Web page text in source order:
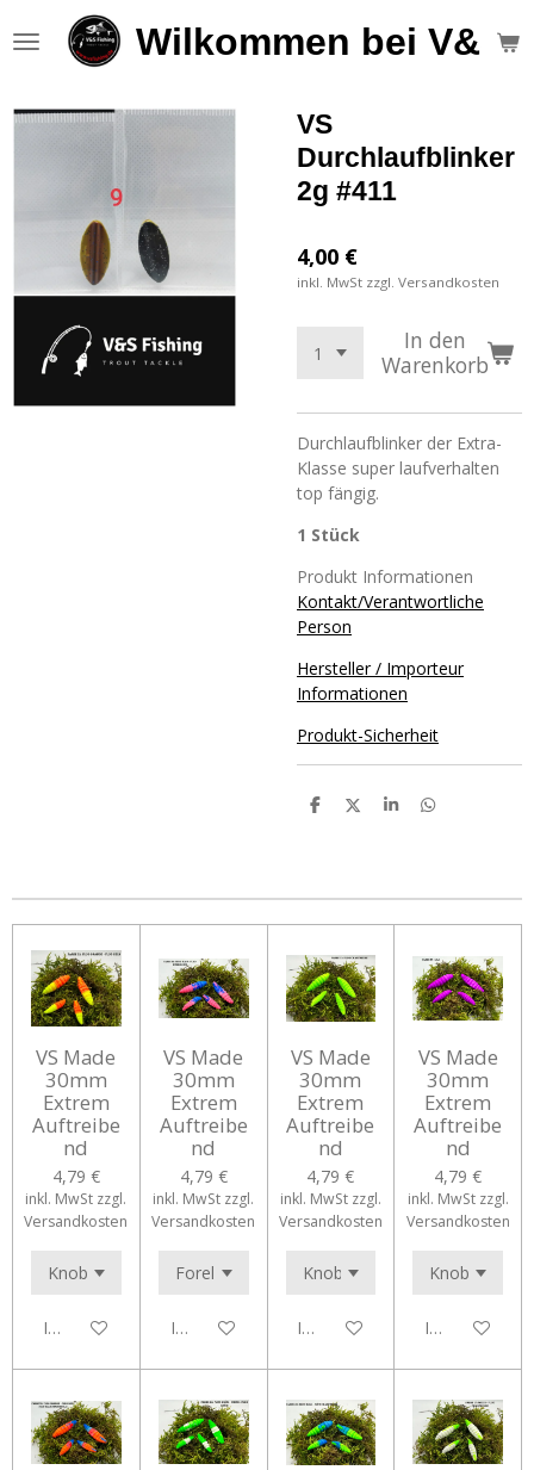
Hauptinhalt
Wilkommen bei V&S
VS
Durchlaufblinker
2g #411
4,00 €
inkl. MwSt zzgl. Versandkosten
In den
Warenkorb
Durchlaufblinker der Extra-
Klasse super laufverhalten
top fängig.
1 Stück
Produkt Informationen
Kontakt/Verantwortliche
Person
Hersteller / Importeur
Informationen
Produkt-Sicherheit
T
n
T
n
T
n
T
n
VS Made
30mm
Extrem
Auftreibe
nd
4,79 €
inkl. MwSt zzgl.
Versandkosten
In den Warenkorb
VS Made
30mm
Extrem
Auftreibe
nd
4,79 €
inkl. MwSt zzgl.
Versandkosten
In den Warenkorb
VS Made
30mm
Extrem
Auftreibe
nd
4,79 €
inkl. MwSt zzgl.
Versandkosten
In den Warenkorb
VS Made
30mm
Extrem
Auftreibe
nd
4,79 €
inkl. MwSt zzgl.
Versandkosten
In den